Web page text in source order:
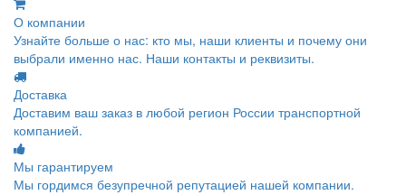
О компании
Узнайте больше о нас: кто мы, наши клиенты и почему они
выбрали именно нас. Наши контакты и реквизиты.
Доставка
Доставим ваш заказ в любой регион России транспортной
компанией.
Мы гарантируем
Мы гордимся безупречной репутацией нашей компании.